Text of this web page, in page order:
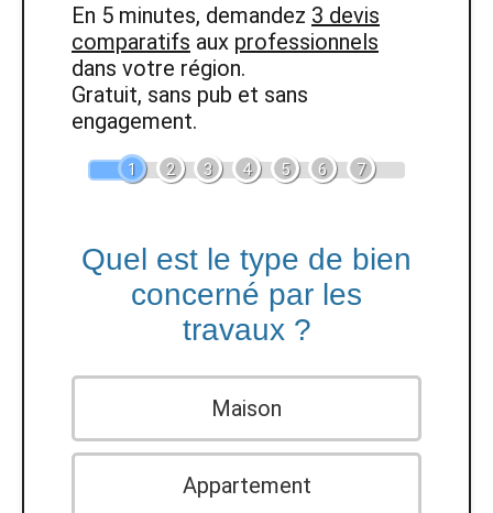
En 5 minutes, demandez 3 devis
comparatifs aux professionnels
dans votre région.
Gratuit, sans pub et sans
engagement.
1 2 3 4 5 6 7
Quel est le type de bien
concerné par les
travaux ?
Maison
Appartement